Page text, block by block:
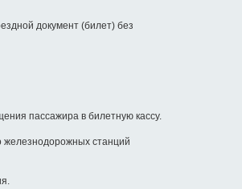
документ (билет) без
пассажира в билетную кассу.
железнодорожных станций